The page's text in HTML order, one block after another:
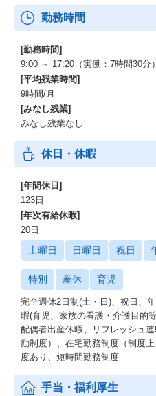
勤務時間
[勤務時間]
9:00 ～ 17:20（実働：7時間30
[平均残業時間]
9時間/月
[みなし残業]
みなし残業なし
休日・休暇
[年間休日]
123日
[年次有給休暇]
20日
土曜日 日曜日 祝日
特別 産休 育児
完全週休2日制(土・日)、祝日、
暇(育児、家族の看護・介護目的
配偶者出産休暇、リフレッシュ
励制度）、在宅勤務制度（制度
度あり、短時間勤務制度
手当・福利厚生